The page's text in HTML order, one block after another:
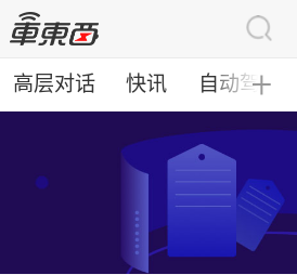
高层对话 快讯 自动驾驶
╋